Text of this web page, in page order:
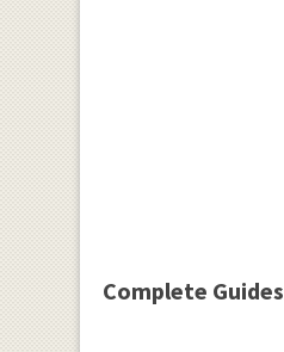
Complete Guides